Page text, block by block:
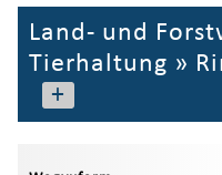
Land- und
Tierhaltung »
+